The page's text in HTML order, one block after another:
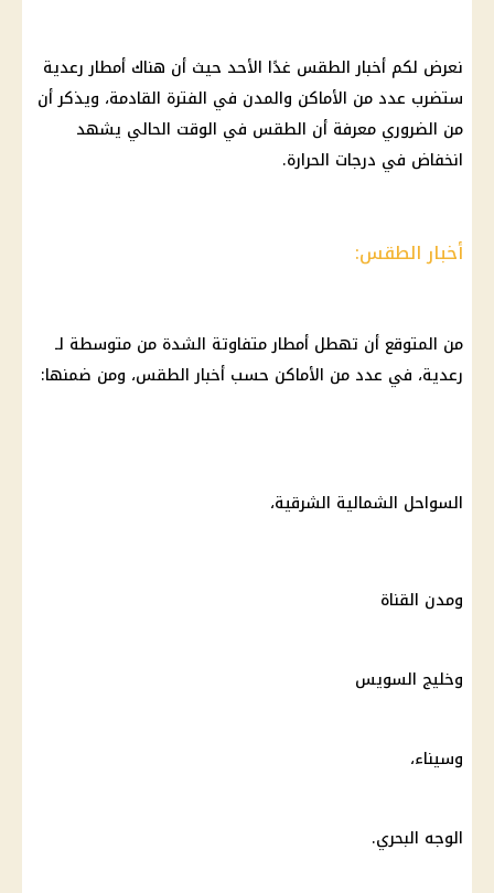
نعرض لكم أخبار الطقس غدًا الأحد حيث أن هناك أمطار رعدية
ستضرب عدد من الأماكن والمدن في الفترة القادمة، ويذكر أن
من الضروري معرفة أن الطقس في الوقت الحالي يشهد
انخفاض في درجات الحرارة.
أخبار الطقس:
من المتوقع أن تهطل أمطار متفاوتة الشدة من متوسطة لـ
رعدية، في عدد من الأماكن حسب أخبار الطقس، ومن ضمنها:
السواحل الشمالية الشرقية،
ومدن القناة
وخليج السويس
وسيناء،
الوجه البحري.